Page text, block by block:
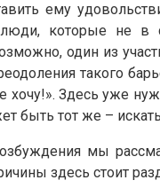
ему
которые не в
один из
такого
Здесь уже
быть тот же –
мы
здесь стоит